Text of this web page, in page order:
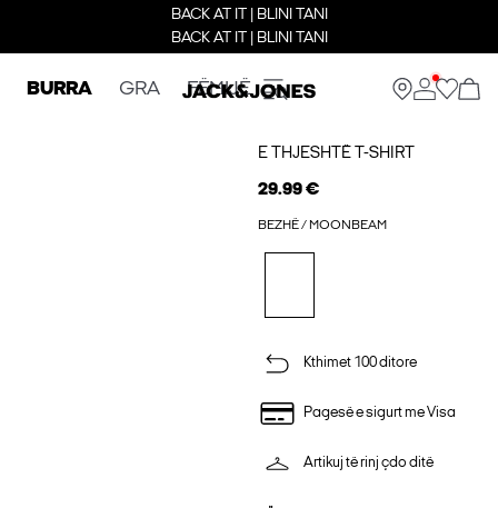
BACK AT IT | BLINI TANI
BACK AT IT | BLINI TANI
BURRA GRA FËMIJË
E THJESHTË T-SHIRT
29.99 €
BEZHË / MOONBEAM
Kthimet 100 ditore
Pagesë e sigurt me Visa
Artikuj të rinj çdo ditë